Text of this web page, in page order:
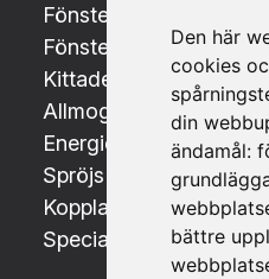
Den här
cookies
din
ändamål:
bättre
Fönsterbyte i
Fönsterbyte i Växjö
Kittade fönster med
Allmogefönster i
Energieffektiva fönster
Spröjs till fönster -
Kopplade fönster 2+1
Specialtillverkade